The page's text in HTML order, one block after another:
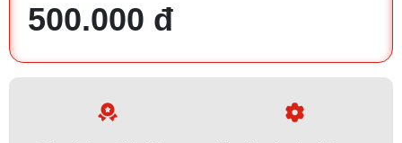
500.000 đ